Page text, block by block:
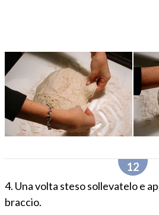
4. Una volta steso sollevatelo e
braccio.